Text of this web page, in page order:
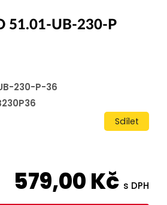
51.01-UB-230-P
230-P-36
Sdílet
579,00Kč s DPH